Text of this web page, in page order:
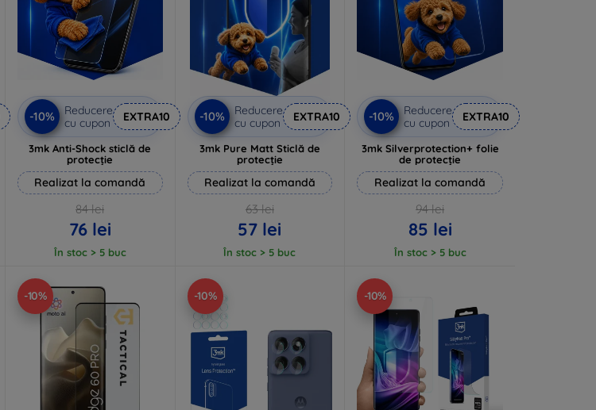
-10%
Reducere
cu cupon
EXTRA10
3mk Anti-Shock sticlă de
protecție
Realizat la comandă
84 lei
76 lei
În stoc > 5 buc
-10%
Reducere
cu cupon
EXTRA10
3mk Pure Matt Sticlă de
protecție
Realizat la comandă
63 lei
57 lei
În stoc > 5 buc
-10%
Reducere
cu cupon
EXTRA10
3mk Silverprotection+ folie
de protecție
Realizat la comandă
94 lei
85 lei
În stoc > 5 buc
-10% -10% -10%